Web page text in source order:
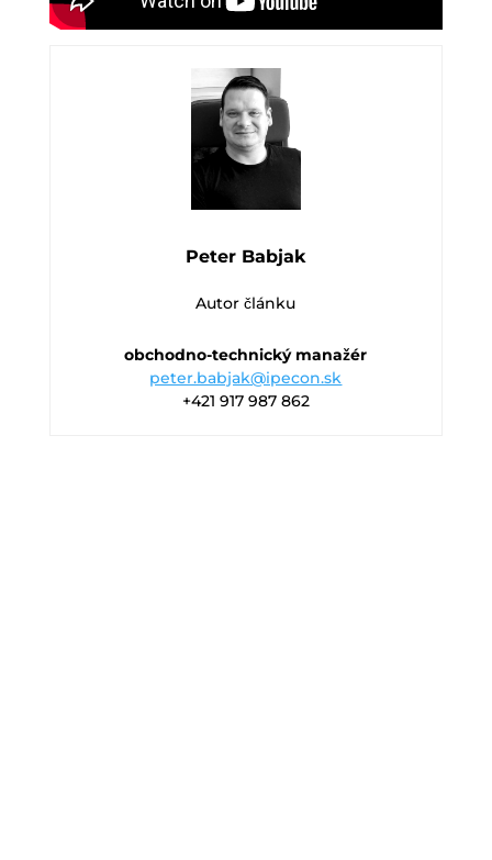
Peter Babjak
Autor článku
obchodno-technický manažér
peter.babjak@ipecon.sk
+421 917 987 862